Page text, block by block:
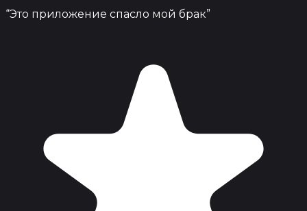
“Это приложение спасло мой брак”